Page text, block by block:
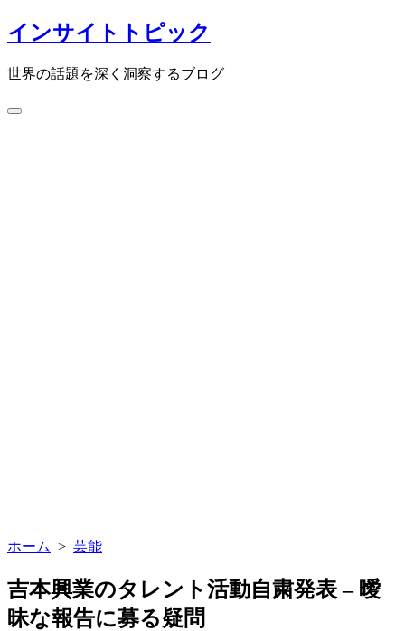
コ
ン
テ
ン
インサイトトピック
世界の話題を深く洞察するブログ
検
ホーム > 芸能
吉本興業のタレント活動自粛発表 – 曖
昧な報告に募る疑問